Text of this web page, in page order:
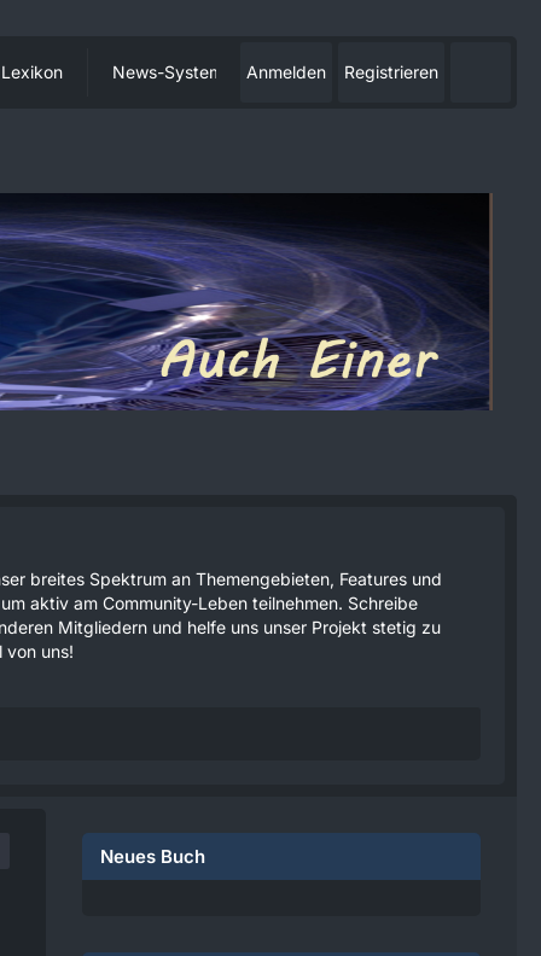
Lexikon News-System Anmelden Registrieren
breites Spektrum an Themengebieten, Features und
aktiv am Community-Leben teilnehmen. Schreibe
Mitgliedern und helfe uns unser Projekt stetig zu
von uns!
Neues Buch